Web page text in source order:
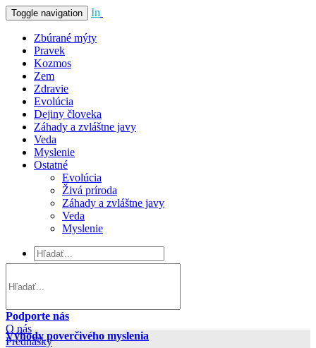
Toggle navigation In
Zbúrané mýty
Pravek
Kozmos
Zem
Zdravie
Evolúcia
Dejiny človeka
Záhady a zvláštne javy
Veda
Myslenie
Ostatné
Evolúcia
Živá príroda
Záhady a zvláštne javy
Veda
Myslenie
Podporte nás
O nás
Prednášky
Výhody poverčivého myslenia